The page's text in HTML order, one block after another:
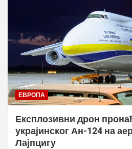
ЕВРОПА
Експлозивни дрон
украјинског Ан-124 на
Лајпцигу